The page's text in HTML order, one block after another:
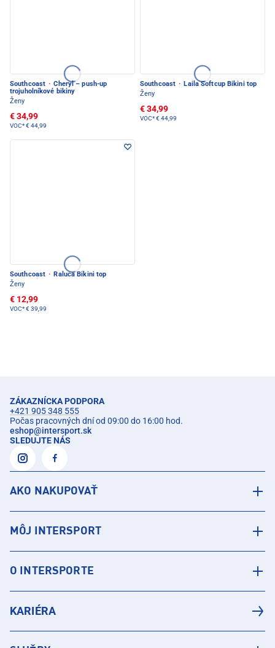
Southcoast · Cheryl – push-up
trojuholníkové bikiny
Ženy
€ 34,99
VOC*€ 44,99
Southcoast · Laila Softcup Bikini top
Ženy
€ 34,99
VOC*€ 44,99
Southcoast · Raluca Bikini top
Ženy
€ 12,99
VOC*€ 39,99
ZÁKAZNÍCKA PODPORA
+421 905 348 555
Počas pracovných dní od 09:00 do 16:00 hod.
eshop@intersport.sk
SLEDUJTE NÁS
AKO NAKUPOVAŤ
MÔJ INTERSPORT
O INTERSPORTE
KARIÉRA